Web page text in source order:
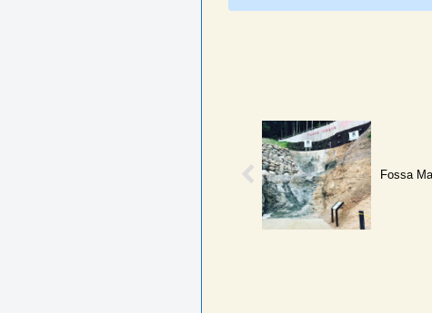
Fossa